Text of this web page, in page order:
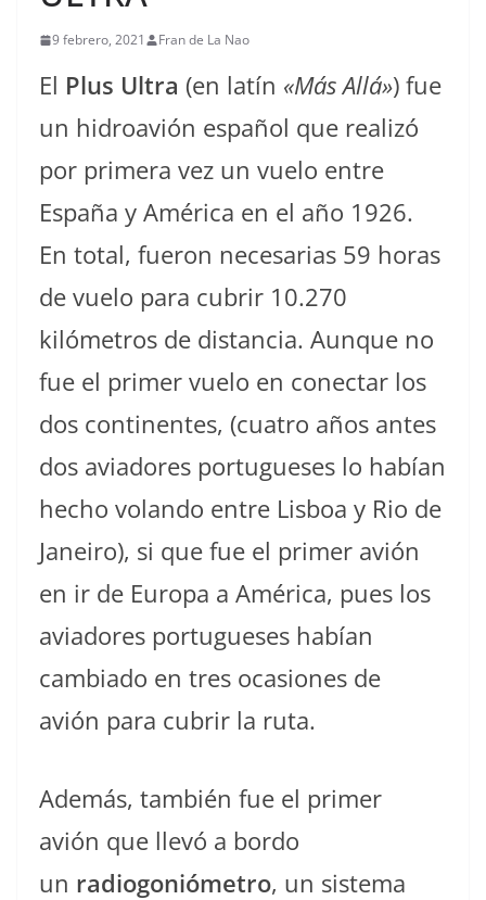
9 febrero, 2021 Fran de La Nao
El Plus Ultra (en latín «Más Allá») fue
un hidroavión español que realizó
por primera vez un vuelo entre
España y América en el año 1926.
En total, fueron necesarias 59 horas
de vuelo para cubrir 10.270
kilómetros de distancia. Aunque no
fue el primer vuelo en conectar los
dos continentes, (cuatro años antes
dos aviadores portugueses lo habían
hecho volando entre Lisboa y Rio de
Janeiro), si que fue el primer avión
en ir de Europa a América, pues los
aviadores portugueses habían
cambiado en tres ocasiones de
avión para cubrir la ruta.
Además, también fue el primer
avión que llevó a bordo
un radiogoniómetro, un sistema